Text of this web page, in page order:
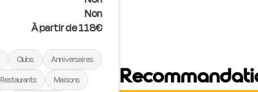
Non
À partir de 118€
Clubs
Anniversaires
Restaurants
Maisons